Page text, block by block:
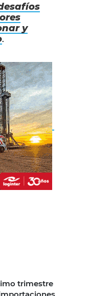
y
.
trimestre